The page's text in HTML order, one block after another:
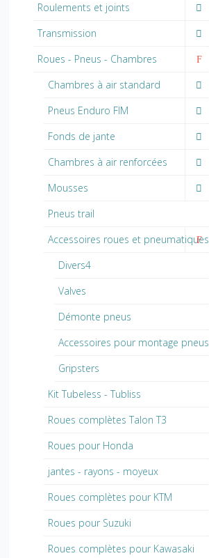
Roulements et joints
Transmission
Roues - Pneus - Chambres
Chambres à air standard
Pneus Enduro FIM
Fonds de jante
Chambres à air renforcées
Mousses
Pneus trail
Accessoires roues et pneumatiques
Divers4
Valves
Démonte pneus
Accessoires pour montage pneus
Gripsters
Kit Tubeless - Tubliss
Roues complètes Talon T3
Roues pour Honda
jantes - rayons - moyeux
Roues complètes pour KTM
Roues pour Suzuki
Roues complètes pour Kawasaki